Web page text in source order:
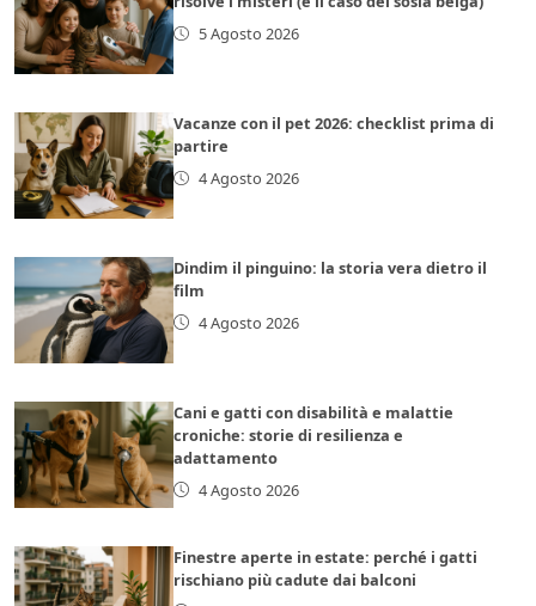
5 Agosto 2026
Vacanze con il pet 2026: checklist prima di
partire
4 Agosto 2026
Dindim il pinguino: la storia vera dietro il
film
4 Agosto 2026
Cani e gatti con disabilità e malattie
croniche: storie di resilienza e
adattamento
4 Agosto 2026
Finestre aperte in estate: perché i gatti
rischiano più cadute dai balconi